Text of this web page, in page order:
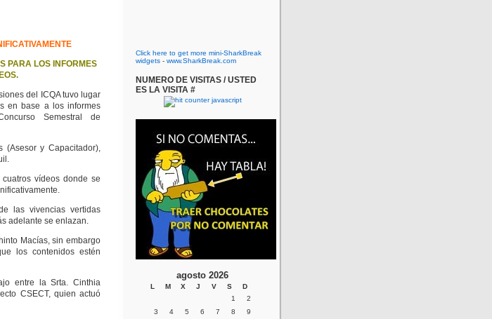
PARA LOS INFORMES
del ICQA tuvo lugar
en base a los informes
Semestral de
(Asesor y Capacitador),
vídeos donde se
las vivencias vertidas
adelante se enlazan.
Macías, sin embargo
los contenidos estén
entre la Srta. Cinthia
CSECT, quien actuó
Click here to get more mini-SharkBreak
widgets - www.SharkBreak.com
NUMERO DE VISITAS / USTED
ES LA VISITA #
agosto 2026
L M X J V S
D
1
2
3
4 5 6 7 8
9